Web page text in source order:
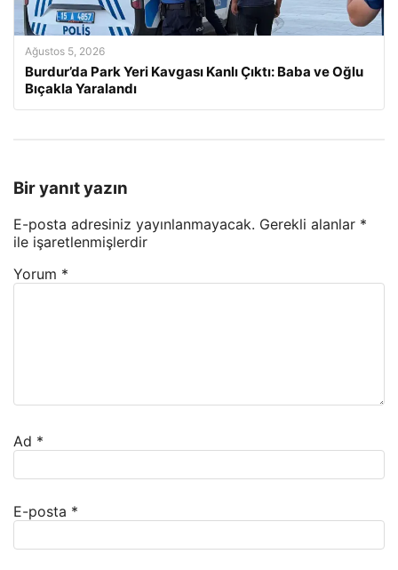
Ağustos 5, 2026
Burdur’da Park Yeri Kavgası Kanlı Çıktı: Baba ve Oğlu
Bıçakla Yaralandı
Bir yanıt yazın
E-posta adresiniz yayınlanmayacak. Gerekli alanlar *
ile işaretlenmişlerdir
Yorum *
Ad *
E-posta *